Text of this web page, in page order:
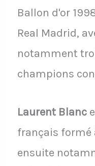
Ballon d'or
Real Madrid,
notamment
champions
Laurent Blanc
français formé
ensuite